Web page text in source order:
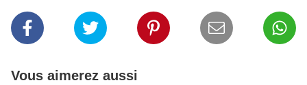
Vous aimerez aussi